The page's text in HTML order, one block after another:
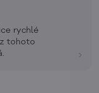
rychlé
tohoto
›